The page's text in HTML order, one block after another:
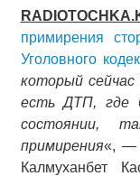
примирения
Уголовного
который
есть ДТП, где
состоянии,
примирения«, —
Калмуханбет